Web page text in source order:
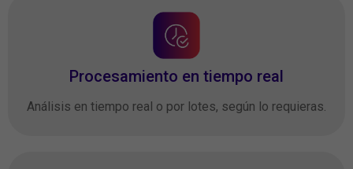
Procesamiento en tiempo real
Análisis en tiempo real o por lotes, según lo requieras.